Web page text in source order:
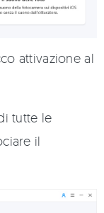
attivazione al
tutte le
il